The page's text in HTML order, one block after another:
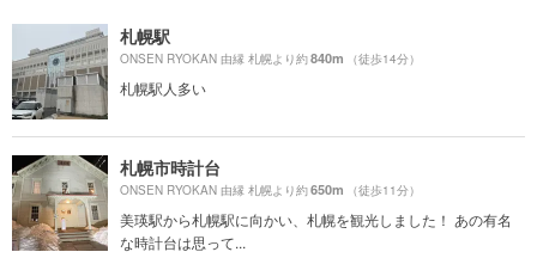
札幌駅
ONSEN RYOKAN 由縁 札幌より約840m （徒歩14分）
札幌駅人多い
札幌市時計台
ONSEN RYOKAN 由縁 札幌より約650m （徒歩11分）
美瑛駅から札幌駅に向かい、札幌を観光しました！ あの有名
な時計台は思って...